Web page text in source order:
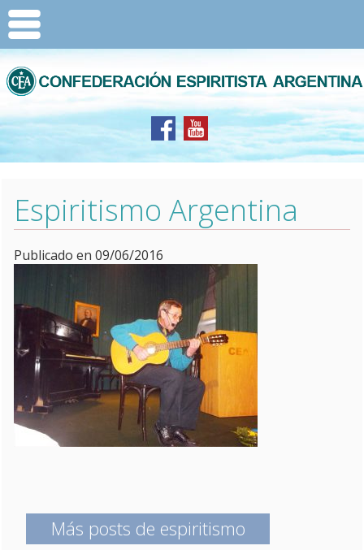
Espiritismo Argentina
Publicado en 09/06/2016
Más posts de espiritismo